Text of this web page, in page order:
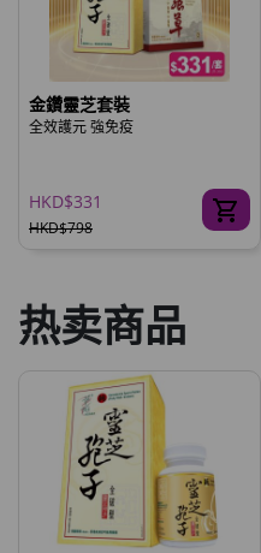
金鑽靈芝套裝
全效護元 強免疫
HKD$331
HKD$798
热卖商品